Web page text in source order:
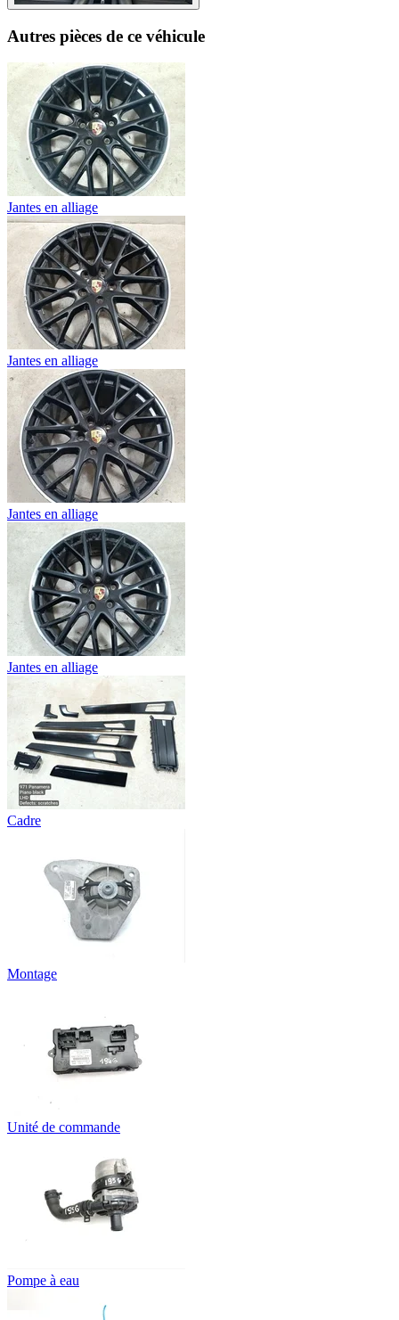
Autres pièces de ce véhicule
Jantes en alliage
Jantes en alliage
Jantes en alliage
Jantes en alliage
Cadre
Montage
Unité de commande
Pompe à eau